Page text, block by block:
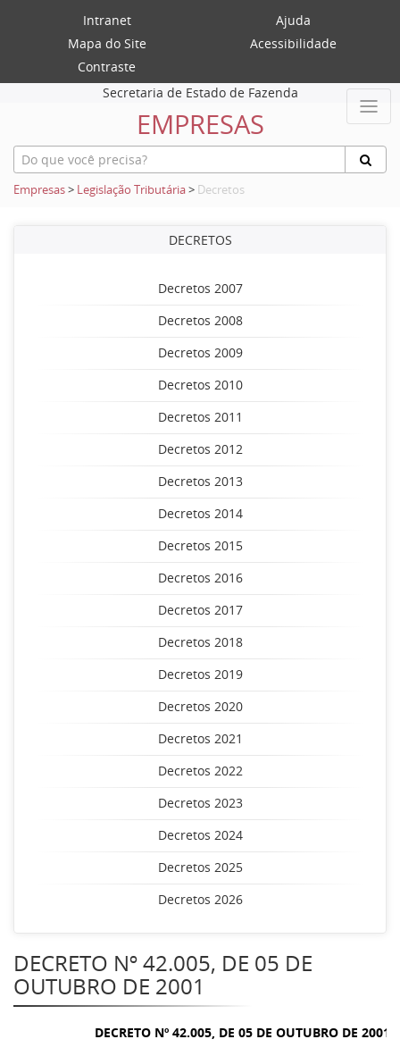
Intranet
Ajuda
Mapa do Site
Acessibilidade
Contraste
Secretaria de Estado de Fazenda
EMPRESAS
Empresas> Legislação Tributária> Decretos
DECRETOS
Decretos 2007
Decretos 2008
Decretos 2009
Decretos 2010
Decretos 2011
Decretos 2012
Decretos 2013
Decretos 2014
Decretos 2015
Decretos 2016
Decretos 2017
Decretos 2018
Decretos 2019
Decretos 2020
Decretos 2021
Decretos 2022
Decretos 2023
Decretos 2024
Decretos 2025
Decretos 2026
DECRETO Nº 42.005, DE 05 DE
OUTUBRO DE 2001
DECRETO Nº 42.005, DE 05 DE OUTUBRO DE 2001